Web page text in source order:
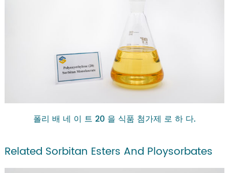
폴리 배 네 이 트 20 을 식품 첨가제 로 하 다.
Related Sorbitan Esters And Ploysorbates